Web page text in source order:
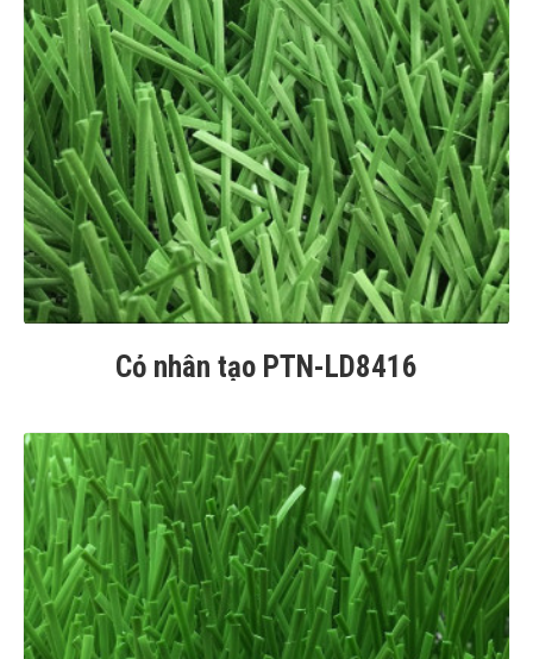
Cỏ nhân tạo PTN-LD8416